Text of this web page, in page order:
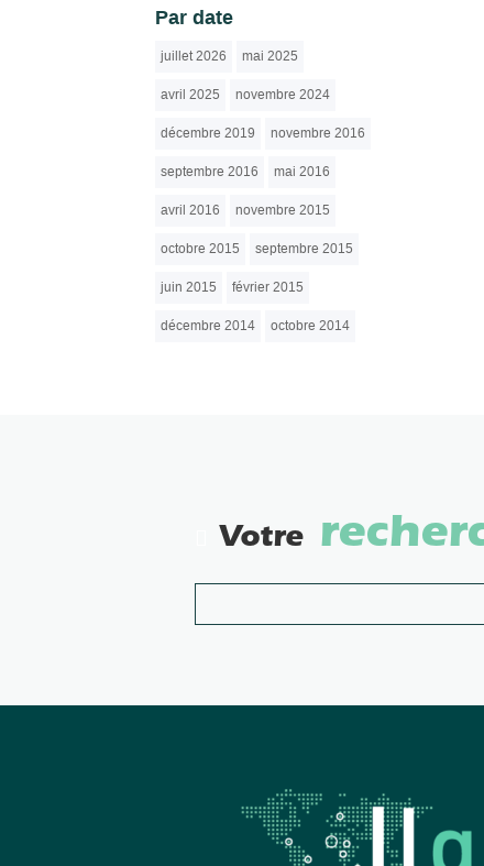
Par date
juillet 2026 mai 2025
avril 2025 novembre 2024
décembre 2019 novembre 2016
septembre 2016 mai 2016
avril 2016 novembre 2015
octobre 2015 septembre 2015
juin 2015 février 2015
décembre 2014 octobre 2014
Votre